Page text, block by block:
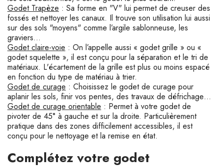
Godet Trapèze : Sa forme en "V" lui permet de creuser des
fossés et nettoyer les canaux. Il trouve son utilisation lui aussi
sur des sols "moyens" comme l’argile sablonneuse, les
graviers…
Godet claire-voie : On l’appelle aussi « godet grille » ou «
godet squelette », il est conçu pour la séparation et le tri de
matériaux. L'écartement de la grille est plus ou moins espacé
en fonction du type de matériau à trier.
Godet de curage : Choisissez le godet de curage pour
aplanir les sols, finir vos pentes, des travaux de défrichage…
Godet de curage orientable : Permet à votre godet de
pivoter de 45° à gauche et sur la droite. Particulièrement
pratique dans des zones difficilement accessibles, il est
conçu pour le nettoyage et la remise en état.
Complétez votre godet